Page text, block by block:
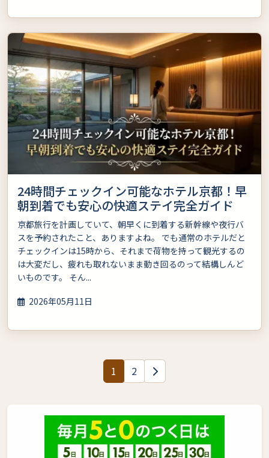
24時間チェックイン可能なホテル京都！早
朝到着でも安心の快適ステイ完全ガイド
京都旅行を計画していて、朝早くに到着する新幹線や夜行バ
スを予約されたこと、ありますよね。 でも通常のホテルだと
チェックインは15時から、それまで荷物を持って観光するの
は大変だし、疲れも取れないまま動き回るのって結構しんど
いものです。 そん...
2026年05月11日
1 2